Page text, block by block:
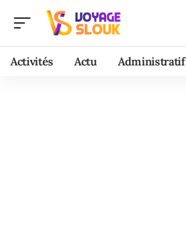
Activités Actu Administratif